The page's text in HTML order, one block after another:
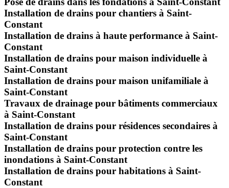
Installation de drains pour chantiers à Saint-
Constant
Installation de drains à haute performance à Saint-
Constant
Installation de drains pour maison individuelle à
Saint-Constant
Installation de drains pour maison unifamiliale à
Saint-Constant
Travaux de drainage pour bâtiments commerciaux
à Saint-Constant
Installation de drains pour résidences secondaires à
Saint-Constant
Installation de drains pour protection contre les
inondations à Saint-Constant
Installation de drains pour habitations à Saint-
Constant